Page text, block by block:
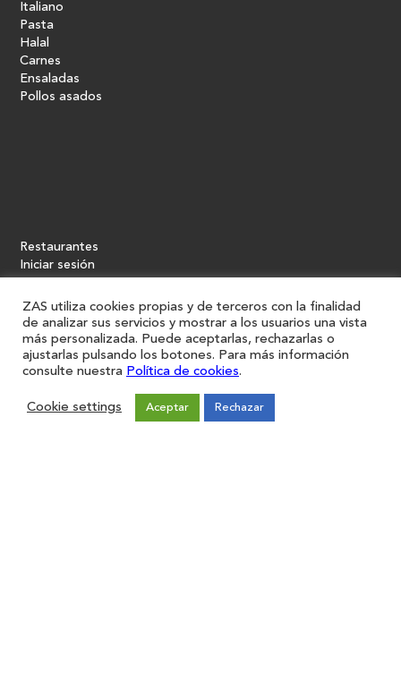
Italiano
Pasta
Halal
Carnes
Ensaladas
Pollos asados
Restaurantes
Iniciar sesión
Forma parte de ZAS
Únete
Sugerencias
Contacto
Aviso legal
Política de cookies
ZAS utiliza cookies propias y de terceros con la finalidad
de analizar sus servicios y mostrar a los usuarios una vista
más personalizada. Puede aceptarlas, rechazarlas o
ajustarlas pulsando los botones. Para más información
consulte nuestra Política de cookies.
Cookie settings Aceptar Rechazar